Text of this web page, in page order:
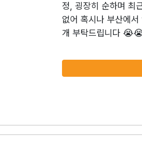
정, 굉장히 순하며 최
없어 혹시나 부산에
개 부탁드립니다